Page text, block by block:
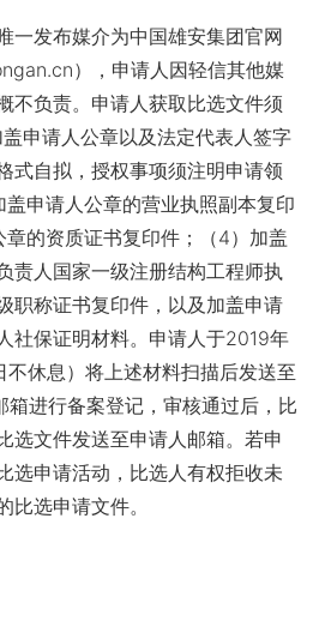
发布媒介为中国雄安集团官网
），申请人因轻信其他媒
不负责。申请人获取比选文件须
申请人公章以及法定代表人签字
式自拟，授权事项须注明申请领
申请人公章的营业执照副本复印
的资质证书复印件；（4）加盖
责人国家一级注册结构工程师执
职称证书复印件，以及加盖申请
社保证明材料。申请人于2019年
不休息）将上述材料扫描后发送至
进行备案登记，审核通过后，比
选文件发送至申请人邮箱。若申
选申请活动，比选人有权拒收未
比选申请文件。